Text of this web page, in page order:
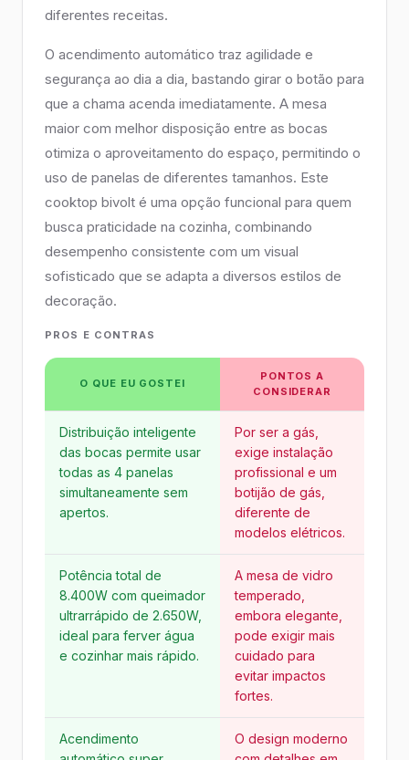
diferentes receitas.
O acendimento automático traz agilidade e
segurança ao dia a dia, bastando girar o botão para
que a chama acenda imediatamente. A mesa
maior com melhor disposição entre as bocas
otimiza o aproveitamento do espaço, permitindo o
uso de panelas de diferentes tamanhos. Este
cooktop bivolt é uma opção funcional para quem
busca praticidade na cozinha, combinando
desempenho consistente com um visual
sofisticado que se adapta a diversos estilos de
decoração.
PROS E CONTRAS
O QUE EU GOSTEI
PONTOS A
CONSIDERAR
Distribuição inteligente
das bocas permite usar
todas as 4 panelas
simultaneamente sem
apertos.
Por ser a gás,
exige instalação
profissional e um
botijão de gás,
diferente de
modelos elétricos.
Potência total de
8.400W com queimador
ultrarrápido de 2.650W,
ideal para ferver água
e cozinhar mais rápido.
A mesa de vidro
temperado,
embora elegante,
pode exigir mais
cuidado para
evitar impactos
fortes.
Acendimento
O design moderno